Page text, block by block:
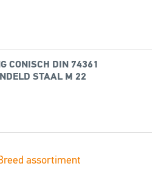
CONISCH DIN 74361
STAAL M 22
assortiment